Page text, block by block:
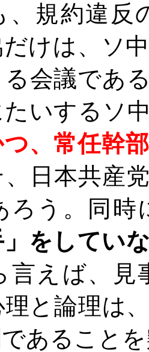
、規約違反
けは、ソ
会議であ
いするソ
、常任幹
日本共産
ろう。同時
」をしてい
言えば、
と論理は
あること